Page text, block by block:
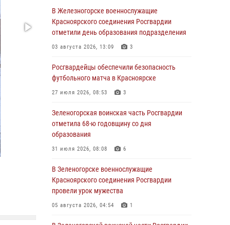
В Красноярске взрывотехники
спецподразделения Росгвардии уничтожили
артиллерийский снаряд
05 августа 2026, 04:52 1
В Красноярске сотрудники
вневедомственной охраны Росгвардии
задержали подозреваемого в серии краж из
04 августа 2026, 09:57
Сотрудники Росгвардии обеспечили
общественный порядок во время
Дудинке
04 августа 2026, 08:36 1
В Красноярске сотрудники Росгвардии
супермаркета
В Железногорске военнослужащие
Красноярского соединения Росгвардии
отметили день образования подразделения
03 августа 2026, 13:09 3
Росгвардейцы обеспечили безопасность
футбольного матча в Красноярске
27 июля 2026, 08:53 3
Зеленогорская воинская часть Росгвардии
отметила 68-ю годовщину со дня
образования
31 июля 2026, 08:08 6
В Зеленогорске военнослужащие
Красноярского соединения Росгвардии
провели урок мужества
05 августа 2026, 04:54 1